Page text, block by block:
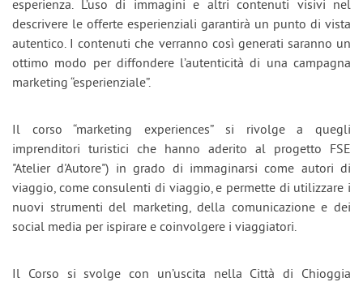
esperienza. L’uso di immagini e altri contenuti visivi nel
descrivere le offerte esperienziali garantirà un punto di vista
autentico. I contenuti che verranno così generati saranno un
ottimo modo per diffondere l’autenticità di una campagna
marketing “esperienziale”.
Il corso “marketing experiences” si rivolge a quegli
imprenditori turistici che hanno aderito al progetto FSE
"Atelier d'Autore") in grado di immaginarsi come autori di
viaggio, come consulenti di viaggio, e permette di utilizzare i
nuovi strumenti del marketing, della comunicazione e dei
social media per ispirare e coinvolgere i viaggiatori.
Il Corso si svolge con un’uscita nella Città di Chioggia